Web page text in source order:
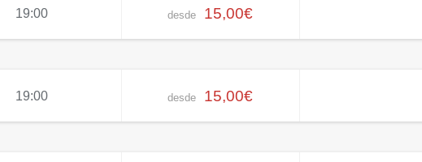
19:00 desde 15,00€
19:00 desde 15,00€